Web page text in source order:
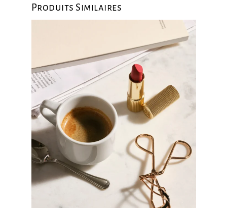
Produits Similaires